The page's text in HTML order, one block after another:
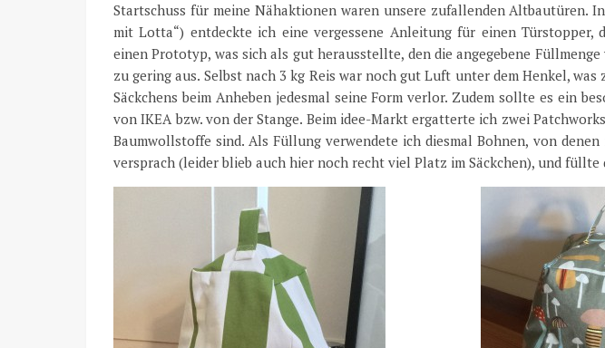
Startschuss für meine Nähaktionen waren unsere zufallenden Altbautüren.
mit Lotta“) entdeckte ich eine vergessene Anleitung für einen
einen Prototyp, was sich als gut herausstellte, den die angegebene
zu gering aus. Selbst nach 3 kg Reis war noch gut Luft unter dem Henkel, was
Säckchens beim Anheben jedesmal seine Form verlor. Zudem sollte es ein
von IKEA bzw. von der Stange. Beim idee-Markt ergatterte ich zwei
Baumwollstoffe sind. Als Füllung verwendete ich diesmal Bohnen, von
versprach (leider blieb auch hier noch recht viel Platz im Säckchen), und